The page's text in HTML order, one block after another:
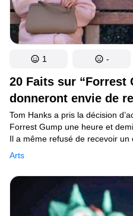
20 Faits sur “Forrest
donneront envie de
Arts
Tom Hanks a pris la décision
Forrest Gump une heure et
Il a même refusé de recevoir un
mais il a imposé une condition
a ajouté beaucoup de sens au
parlons, alors cet article est
1 -